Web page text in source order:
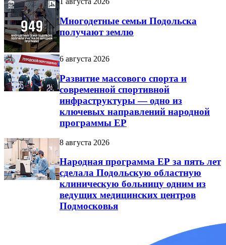
Многодетные семьи Подольска
получают землю
6 августа 2026
Развитие массового спорта и
современной спортивной
инфраструктуры — одно из
ключевых направлений народной
программы ЕР
8 августа 2026
Народная программа ЕР за пять лет
сделала Подольскую областную
клиническую больницу одним из
ведущих медицинских центров
Подмосковья